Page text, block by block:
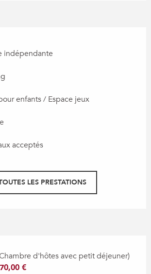
indépendante
enfants / Espace jeux
acceptés
LES PRESTATIONS
d'hôtes avec petit déjeuner)
70,00 €